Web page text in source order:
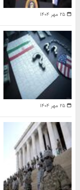
۲۵ مهر ۱۴۰۴
۲۵ مهر ۱۴۰۴